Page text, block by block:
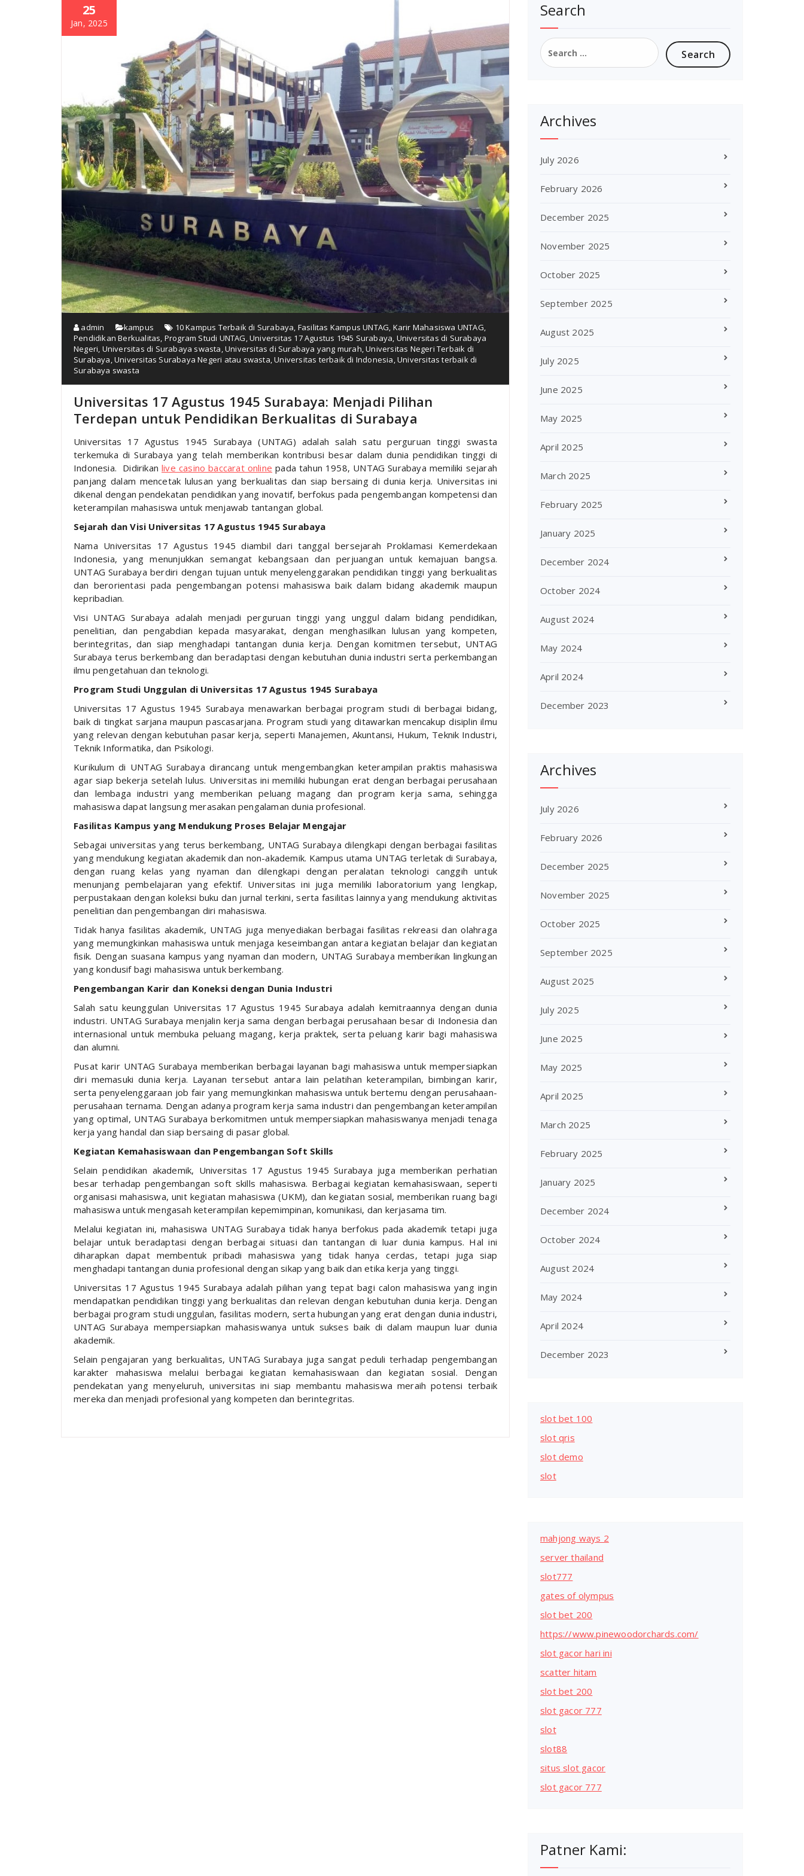
25
Jan, 2025
admin kampus 10 Kampus Terbaik di Surabaya, Fasilitas Kampus UNTAG, Karir Mahasiswa UNTAG,
Pendidikan Berkualitas, Program Studi UNTAG,Universitas 17 Agustus 1945 Surabaya, Universitas di Surabaya
Negeri, Universitas di Surabaya swasta,Universitas di Surabaya yang murah,Universitas Negeri Terbaik di
Surabaya,Universitas Surabaya Negeri atau swasta,Universitas terbaik di Indonesia,Universitas terbaik di
Surabaya swasta
Universitas 17 Agustus 1945 Surabaya: Menjadi Pilihan
Terdepan untuk Pendidikan Berkualitas di Surabaya
Universitas 17 Agustus 1945 Surabaya (UNTAG) adalah salah satu perguruan tinggi swasta
terkemuka di Surabaya yang telah memberikan kontribusi besar dalam dunia pendidikan tinggi di
Indonesia. Didirikanlive casino baccarat online pada tahun 1958, UNTAG Surabaya memiliki sejarah
panjang dalam mencetak lulusan yang berkualitas dan siap bersaing di dunia kerja. Universitas ini
dikenal dengan pendekatan pendidikan yang inovatif, berfokus pada pengembangan kompetensi dan
keterampilan mahasiswa untuk menjawab tantangan global.
Sejarah dan Visi Universitas 17 Agustus 1945 Surabaya
Nama Universitas 17 Agustus 1945 diambil dari tanggal bersejarah Proklamasi Kemerdekaan
Indonesia, yang menunjukkan semangat kebangsaan dan perjuangan untuk kemajuan bangsa.
UNTAG Surabaya berdiri dengan tujuan untuk menyelenggarakan pendidikan tinggi yang berkualitas
dan berorientasi pada pengembangan potensi mahasiswa baik dalam bidang akademik maupun
kepribadian.
Visi UNTAG Surabaya adalah menjadi perguruan tinggi yang unggul dalam bidang pendidikan,
penelitian, dan pengabdian kepada masyarakat, dengan menghasilkan lulusan yang kompeten,
berintegritas, dan siap menghadapi tantangan dunia kerja. Dengan komitmen tersebut, UNTAG
Surabaya terus berkembang dan beradaptasi dengan kebutuhan dunia industri serta perkembangan
ilmu pengetahuan dan teknologi.
Program Studi Unggulan di Universitas 17 Agustus 1945 Surabaya
Universitas 17 Agustus 1945 Surabaya menawarkan berbagai program studi di berbagai bidang,
baik di tingkat sarjana maupun pascasarjana. Program studi yang ditawarkan mencakup disiplin ilmu
yang relevan dengan kebutuhan pasar kerja, seperti Manajemen, Akuntansi, Hukum, Teknik Industri,
Teknik Informatika, dan Psikologi.
Kurikulum di UNTAG Surabaya dirancang untuk mengembangkan keterampilan praktis mahasiswa
agar siap bekerja setelah lulus. Universitas ini memiliki hubungan erat dengan berbagai perusahaan
dan lembaga industri yang memberikan peluang magang dan program kerja sama, sehingga
mahasiswa dapat langsung merasakan pengalaman dunia profesional.
Fasilitas Kampus yang Mendukung Proses Belajar Mengajar
Sebagai universitas yang terus berkembang, UNTAG Surabaya dilengkapi dengan berbagai fasilitas
yang mendukung kegiatan akademik dan non-akademik. Kampus utama UNTAG terletak di Surabaya,
dengan ruang kelas yang nyaman dan dilengkapi dengan peralatan teknologi canggih untuk
menunjang pembelajaran yang efektif. Universitas ini juga memiliki laboratorium yang lengkap,
perpustakaan dengan koleksi buku dan jurnal terkini, serta fasilitas lainnya yang mendukung aktivitas
penelitian dan pengembangan diri mahasiswa.
Tidak hanya fasilitas akademik, UNTAG juga menyediakan berbagai fasilitas rekreasi dan olahraga
yang memungkinkan mahasiswa untuk menjaga keseimbangan antara kegiatan belajar dan kegiatan
fisik. Dengan suasana kampus yang nyaman dan modern, UNTAG Surabaya memberikan lingkungan
yang kondusif bagi mahasiswa untuk berkembang.
Pengembangan Karir dan Koneksi dengan Dunia Industri
Salah satu keunggulan Universitas 17 Agustus 1945 Surabaya adalah kemitraannya dengan dunia
industri. UNTAG Surabaya menjalin kerja sama dengan berbagai perusahaan besar di Indonesia dan
internasional untuk membuka peluang magang, kerja praktek, serta peluang karir bagi mahasiswa
dan alumni.
Pusat karir UNTAG Surabaya memberikan berbagai layanan bagi mahasiswa untuk mempersiapkan
diri memasuki dunia kerja. Layanan tersebut antara lain pelatihan keterampilan, bimbingan karir,
serta penyelenggaraan job fair yang memungkinkan mahasiswa untuk bertemu dengan perusahaan-
perusahaan ternama. Dengan adanya program kerja sama industri dan pengembangan keterampilan
yang optimal, UNTAG Surabaya berkomitmen untuk mempersiapkan mahasiswanya menjadi tenaga
kerja yang handal dan siap bersaing di pasar global.
Kegiatan Kemahasiswaan dan Pengembangan Soft Skills
Selain pendidikan akademik, Universitas 17 Agustus 1945 Surabaya juga memberikan perhatian
besar terhadap pengembangan soft skills mahasiswa. Berbagai kegiatan kemahasiswaan, seperti
organisasi mahasiswa, unit kegiatan mahasiswa (UKM), dan kegiatan sosial, memberikan ruang bagi
mahasiswa untuk mengasah keterampilan kepemimpinan, komunikasi, dan kerjasama tim.
Melalui kegiatan ini, mahasiswa UNTAG Surabaya tidak hanya berfokus pada akademik tetapi juga
belajar untuk beradaptasi dengan berbagai situasi dan tantangan di luar dunia kampus. Hal ini
diharapkan dapat membentuk pribadi mahasiswa yang tidak hanya cerdas, tetapi juga siap
menghadapi tantangan dunia profesional dengan sikap yang baik dan etika kerja yang tinggi.
Universitas 17 Agustus 1945 Surabaya adalah pilihan yang tepat bagi calon mahasiswa yang ingin
mendapatkan pendidikan tinggi yang berkualitas dan relevan dengan kebutuhan dunia kerja. Dengan
berbagai program studi unggulan, fasilitas modern, serta hubungan yang erat dengan dunia industri,
UNTAG Surabaya mempersiapkan mahasiswanya untuk sukses baik di dalam maupun luar dunia
akademik.
Selain pengajaran yang berkualitas, UNTAG Surabaya juga sangat peduli terhadap pengembangan
karakter mahasiswa melalui berbagai kegiatan kemahasiswaan dan kegiatan sosial. Dengan
pendekatan yang menyeluruh, universitas ini siap membantu mahasiswa meraih potensi terbaik
mereka dan menjadi profesional yang kompeten dan berintegritas.
Search
Search
for:
Archives
July 2026
February 2026
December 2025
November 2025
October 2025
September 2025
August 2025
July 2025
June 2025
May 2025
April 2025
March 2025
February 2025
January 2025
December 2024
October 2024
August 2024
May 2024
April 2024
December 2023
Archives
July 2026
February 2026
December 2025
November 2025
October 2025
September 2025
August 2025
July 2025
June 2025
May 2025
April 2025
March 2025
February 2025
January 2025
December 2024
October 2024
August 2024
May 2024
April 2024
December 2023
slot bet 100
slot qris
slot demo
slot
mahjong ways 2
server thailand
slot777
gates of olympus
slot bet 200
https://www.pinewoodorchards.com/
slot gacor hari ini
scatter hitam
slot bet 200
slot gacor 777
slot
slot88
situs slot gacor
slot gacor 777
Patner Kami: